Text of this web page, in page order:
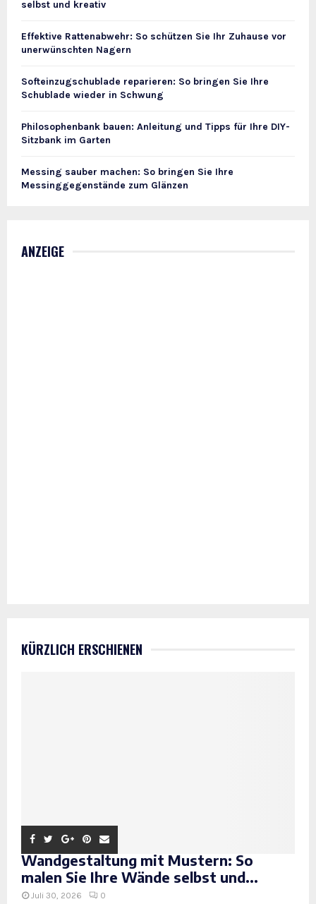
selbst und kreativ
Effektive Rattenabwehr: So schützen Sie Ihr Zuhause vor
unerwünschten Nagern
Softeinzugschublade reparieren: So bringen Sie Ihre
Schublade wieder in Schwung
Philosophenbank bauen: Anleitung und Tipps für Ihre DIY-
Sitzbank im Garten
Messing sauber machen: So bringen Sie Ihre
Messinggegenstände zum Glänzen
ANZEIGE
KÜRZLICH ERSCHIENEN
Wandgestaltung mit Mustern: So
malen Sie Ihre Wände selbst und...
Juli 30, 2026 0